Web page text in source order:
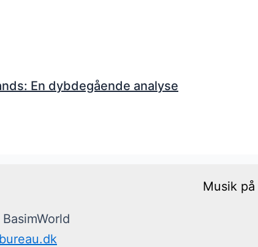
En dybdegående analyse
Musik på